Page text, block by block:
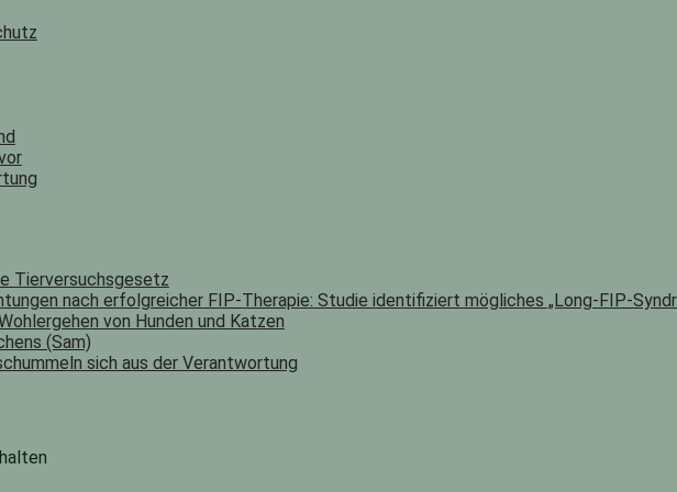
Tierversuchsgesetz
nach erfolgreicher FIP-Therapie: Studie identifiziert mögliches „Long-FIP-
von Hunden und Katzen
(Sam)
sich aus der Verantwortung